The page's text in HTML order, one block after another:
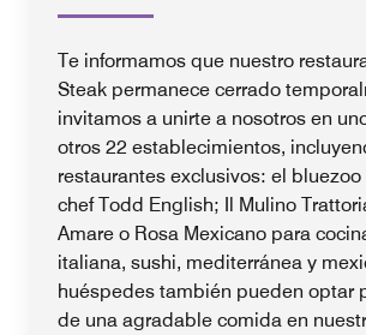
Te informamos que nuestro
Steak permanece cerrado
invitamos a unirte a nosotros en
otros 22 establecimientos,
restaurantes exclusivos: el
chef Todd English; Il Mulino
Amare o Rosa Mexicano para
italiana, sushi, mediterránea y
huéspedes también pueden optar
de una agradable comida en